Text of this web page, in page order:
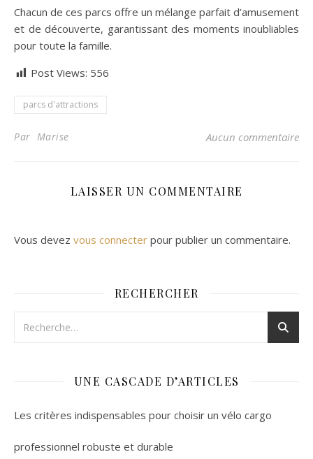
Chacun de ces parcs offre un mélange parfait d’amusement
et de découverte, garantissant des moments inoubliables
pour toute la famille.
Post Views: 556
parcs d'attractions
Par Marise Aucun commentaire
LAISSER UN COMMENTAIRE
Vous devez vous connecter pour publier un commentaire.
RECHERCHER
UNE CASCADE D’ARTICLES
Les critères indispensables pour choisir un vélo cargo
professionnel robuste et durable